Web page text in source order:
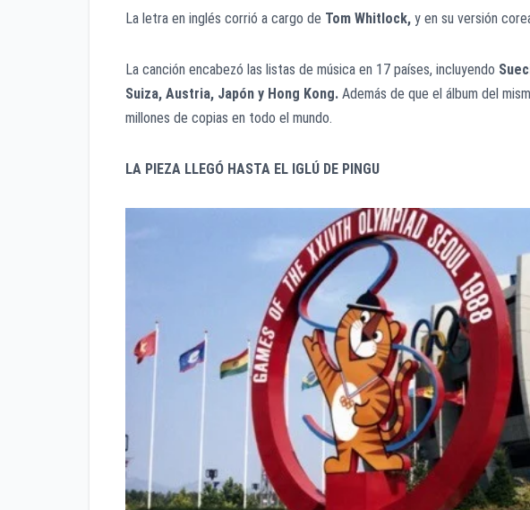
La letra en inglés corrió a cargo de Tom Whitlock, y en su versión
La canción encabezó las listas de música en 17 países, incluyendo
Suiza, Austria, Japón y Hong Kong. Además de que el álbum del
millones de copias en todo el mundo.
LA PIEZA LLEGÓ HASTA EL IGLÚ DE PINGU